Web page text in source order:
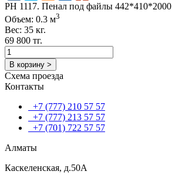
РН 1117. Пенал под файлы 442*410*2000
Объем: 0.3 м3
Вес: 35 кг.
69 800 тг.
В корзину >
Схема проезда
Контакты
+7 (777) 210 57 57
+7 (777) 213 57 57
+7 (701) 722 57 57
Алматы
Каскеленская, д.50А